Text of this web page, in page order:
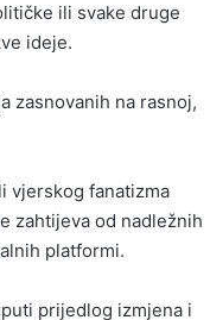
ili svake druge
ideje.
zasnovanih na rasnoj,
vjerskog fanatizma
zahtijeva od nadležnih
platformi.
prijedlog izmjena i